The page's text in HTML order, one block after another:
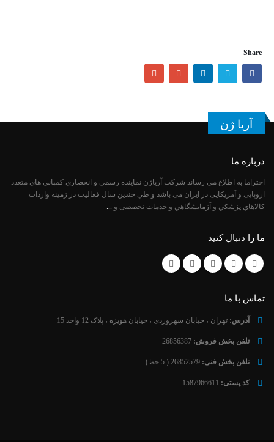
Share
آریا ژن
درباره ما
احتراما به اطلاع مي رساند شركت آرياژن نماينده رسمي و انحصاري كمپاني های متعدد
اروپایی و آمریکایی در ایران می باشد و طي چندين سال فعاليت در زمینه واردات
كالاهاي پزشكي و آزمايشگاهي و خدمات تخصصی و ...
ما را دنبال کنید
تماس با ما
آدرس: تهران ، خیابان سهروردی ، خیابان هویزه ، پلاک 12 واحد 15
تلفن بخش فروش: 26856387
تلفن بخش فنی: 26852579 ( 5 خط)
کد پستی: 1587966611